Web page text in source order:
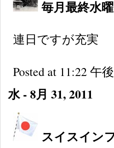
毎月最終水
連日ですが充実
Posted at 11:22 午
水 - 8月 31, 2011
スイスイン